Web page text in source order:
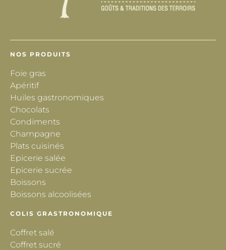
NOS PRODUITS
Foie gras
Apéritif
Huiles gastronomiques
Chocolats
Condiments
Champagne
Plats cuisinés
Epicerie salée
Epicerie sucrée
Boissons
Boissons alcoolisées
COLIS GRASTRONOMIQUE
Coffret salé
Coffret sucré